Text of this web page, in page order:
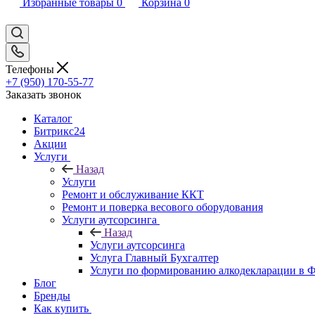
Избранные товары 0 Корзина 0
Телефоны
+7 (950) 170-55-77
Заказать звонок
Каталог
Битрикс24
Акции
Услуги
Назад
Услуги
Ремонт и обслуживание ККТ
Ремонт и поверка весового оборудования
Услуги аутсорсинга
Назад
Услуги аутсорсинга
Услуга Главный Бухгалтер
Услуги по формированию алкодекларации в
Блог
Бренды
Как купить